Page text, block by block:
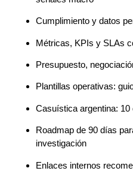
Cumplimiento y datos
Métricas, KPIs y SLAs
Presupuesto,
Plantillas operativas:
Casuística argentina:
Roadmap de 90 días
investigación
Enlaces internos